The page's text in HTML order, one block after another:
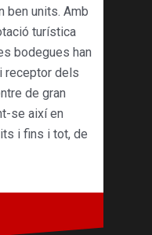
ben units. Amb
turística
bodegues han
receptor dels
de gran
se així en
i fins i tot, de